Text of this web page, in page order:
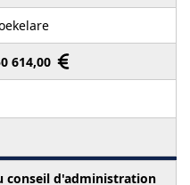
614,00
conseil d'administration